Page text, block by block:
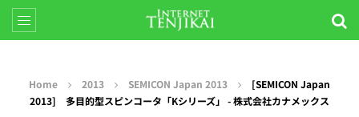
Home 2013 SEMICON Japan 2013
[SEMICON Japan
2013] 多目的型スピンコータ「Kシリーズ」 - 株式会社カナメックス